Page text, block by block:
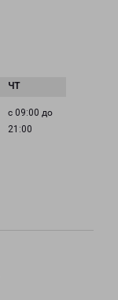
с 09:00 до
21:00